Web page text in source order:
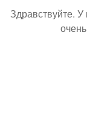
Здравствуйте.